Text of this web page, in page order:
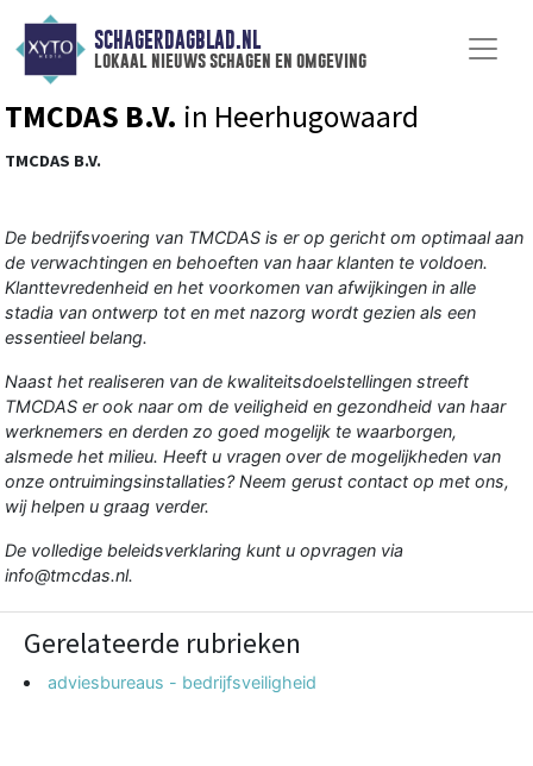
SCHAGERDAGBLAD.NL
lokaal nieuws schagen en omgeving
TMCDAS B.V. in Heerhugowaard
TMCDAS B.V.
De bedrijfsvoering van TMCDAS is er op gericht om optimaal aan
de verwachtingen en behoeften van haar klanten te voldoen.
Klanttevredenheid en het voorkomen van afwijkingen in alle
stadia van ontwerp tot en met nazorg wordt gezien als een
essentieel belang.
Naast het realiseren van de kwaliteitsdoelstellingen streeft
TMCDAS er ook naar om de veiligheid en gezondheid van haar
werknemers en derden zo goed mogelijk te waarborgen,
alsmede het milieu. Heeft u vragen over de mogelijkheden van
onze ontruimingsinstallaties? Neem gerust contact op met ons,
wij helpen u graag verder.
De volledige beleidsverklaring kunt u opvragen via
info@tmcdas.nl.
Gerelateerde rubrieken
adviesbureaus - bedrijfsveiligheid